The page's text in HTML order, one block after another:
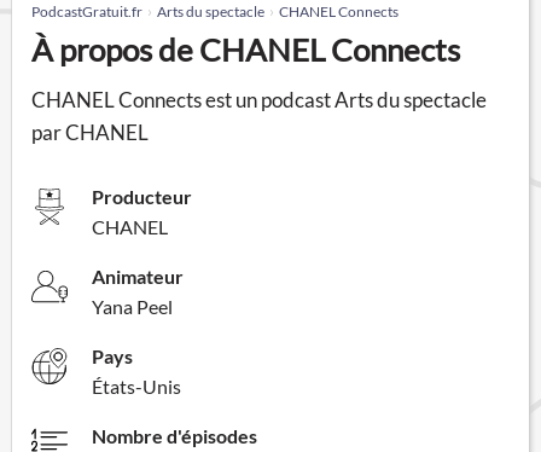
PodcastGratuit.fr Arts du spectacle CHANEL Connects
À propos de CHANEL Connects
CHANEL Connects est un podcast Arts du spectacle
par CHANEL
Producteur
CHANEL
Animateur
Yana Peel
Pays
États-Unis
Nombre d'épisodes